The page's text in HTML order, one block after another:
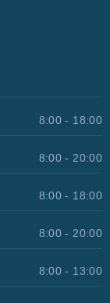
8:00 - 18:00
8:00 - 20:00
8:00 - 18:00
8:00 - 20:00
8:00 - 13:00